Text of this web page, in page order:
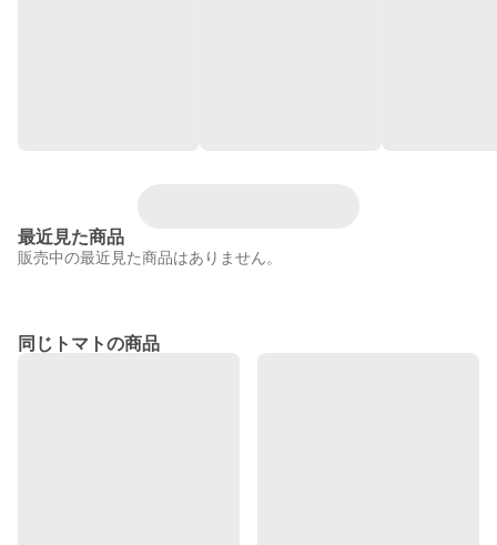
最近見た商品
販売中の最近見た商品はありません。
同じトマトの商品